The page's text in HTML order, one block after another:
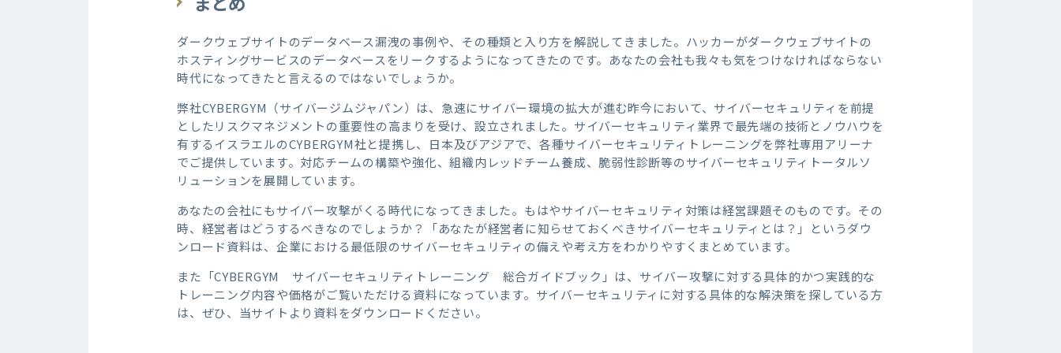
ダークウェブサイトのデータベース漏洩の事例や、その種類と入り方を解説してきました。ハッカーがダークウェブサイトの
ホスティングサービスのデータベースをリークするようになってきたのです。あなたの会社も我々も気をつけなければならない
時代になってきたと言えるのではないでしょうか。
弊社CYBERGYM（サイバージムジャパン）は、急速にサイバー環境の拡大が進む昨今において、サイバーセキュリティを前提
としたリスクマネジメントの重要性の高まりを受け、設立されました。サイバーセキュリティ業界で最先端の技術とノウハウを
有するイスラエルのCYBERGYM社と提携し、日本及びアジアで、各種サイバーセキュリティトレーニングを弊社専用アリーナ
でご提供しています。対応チームの構築や強化、組織内レッドチーム養成、脆弱性診断等のサイバーセキュリティトータルソ
リューションを展開しています。
あなたの会社にもサイバー攻撃がくる時代になってきました。もはやサイバーセキュリティ対策は経営課題そのものです。その
時、経営者はどうするべきなのでしょうか？「あなたが経営者に知らせておくべきサイバーセキュリティとは？」というダウ
ンロード資料は、企業における最低限のサイバーセキュリティの備えや考え方をわかりやすくまとめています。
また「CYBERGYM サイバーセキュリティトレーニング 総合ガイドブック」は、サイバー攻撃に対する具体的かつ実践的な
トレーニング内容や価格がご覧いただける資料になっています。サイバーセキュリティに対する具体的な解決策を探している方
は、ぜひ、当サイトより資料をダウンロードください。